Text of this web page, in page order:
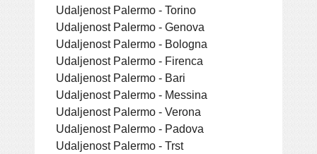
Udaljenost Palermo - Torino
Udaljenost Palermo - Genova
Udaljenost Palermo - Bologna
Udaljenost Palermo - Firenca
Udaljenost Palermo - Bari
Udaljenost Palermo - Messina
Udaljenost Palermo - Verona
Udaljenost Palermo - Padova
Udaljenost Palermo - Trst